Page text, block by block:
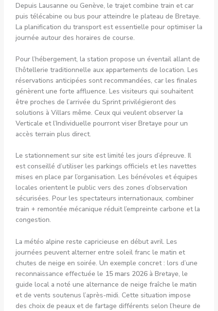
Depuis Lausanne ou Genève, le trajet combine train et car
puis télécabine ou bus pour atteindre le plateau de Bretaye.
La planification du transport est essentielle pour optimiser la
journée autour des horaires de course.
Pour l’hébergement, la station propose un éventail allant de
l’hôtellerie traditionnelle aux appartements de location. Les
réservations anticipées sont recommandées, car les finales
génèrent une forte affluence. Les visiteurs qui souhaitent
être proches de l’arrivée du Sprint privilégieront des
solutions à Villars même. Ceux qui veulent observer la
Verticale et l’Individuelle pourront viser Bretaye pour un
accès terrain plus direct.
Le stationnement sur site est limité les jours d’épreuve. Il
est conseillé d’utiliser les parkings officiels et les navettes
mises en place par l’organisation. Les bénévoles et équipes
locales orientent le public vers des zones d’observation
sécurisées. Pour les spectateurs internationaux, combiner
train + remontée mécanique réduit l’empreinte carbone et la
congestion.
La météo alpine reste capricieuse en début avril. Les
journées peuvent alterner entre soleil franc le matin et
chutes de neige en soirée. Un exemple concret : lors d’une
reconnaissance effectuée le 15 mars 2026à Bretaye, le
guide local a noté une alternance de neige fraîche le matin
et de vents soutenus l’après-midi. Cette situation impose
des choix de peaux et de fartage différents selon l’heure de